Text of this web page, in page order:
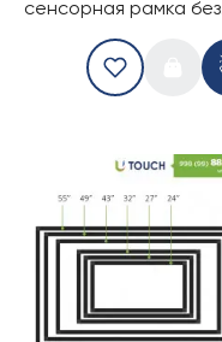
сенсорная рамка без
стекла, 49-дюймов (6
касаний) (16-9)